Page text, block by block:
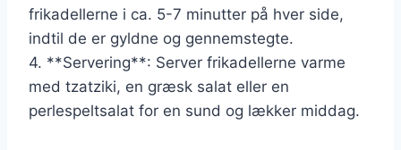
frikadellerne i ca. 5-7 minutter på hver side,
indtil de er gyldne og gennemstegte.
4. **Servering**: Server frikadellerne varme
med tzatziki, en græsk salat eller en
perlespeltsalat for en sund og lækker middag.